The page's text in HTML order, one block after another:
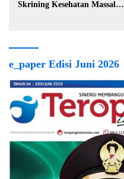
Skrining Kesehatan Massal di
e_paper Edisi Juni 2026